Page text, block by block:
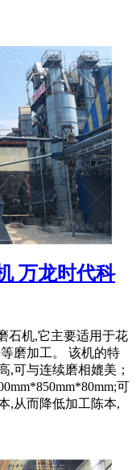
万龙时代科
石机,它主要适用于花
磨加工。 该机的特
,可与连续磨相媲美；
可
,从而降低加工陈本,